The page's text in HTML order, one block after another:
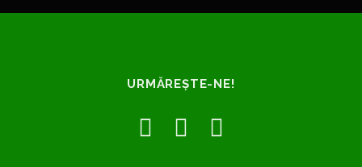
URMĂREȘTE-NE!